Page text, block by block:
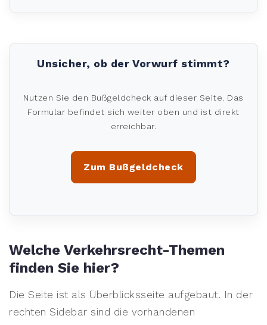
Unsicher, ob der Vorwurf stimmt?
Nutzen Sie den Bußgeldcheck auf dieser Seite. Das
Formular befindet sich weiter oben und ist direkt
erreichbar.
Zum Bußgeldcheck
Welche Verkehrsrecht-Themen
finden Sie hier?
Die Seite ist als Überblicksseite aufgebaut. In der
rechten Sidebar sind die vorhandenen